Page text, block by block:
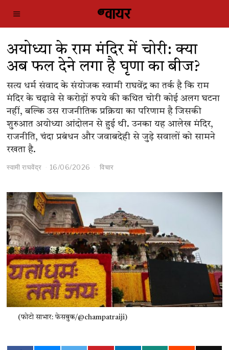
अयोध्या के राम मंदिर में चोरी: क्या
अब फल देने लगा है घृणा का बीज?
सत्य धर्म संवाद के संयोजक स्वामी राघवेंद्र का तर्क है कि राम
मंदिर के चढ़ावे से करोड़ों रुपये की कथित चोरी कोई अलग घटना
नहीं, बल्कि उस राजनीतिक प्रक्रिया का परिणाम है जिसकी
शुरुआत अयोध्या आंदोलन से हुई थी. उनका यह आलेख मंदिर,
राजनीति, चंदा प्रबंधन और जवाबदेही से जुड़े सवालों को सामने
रखता है.
स्वामी राघवेंद्र 16/06/2026 विचार
(फोटो साभार: फेसबुक/@champatraiji)